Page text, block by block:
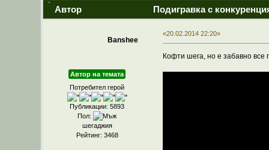
Автор Подигравка с
Banshee
Автор на темата
Потребител герой
Публикации: 5893
Пол:
шегаджия
Рейтинг: 3468
«20.02.2014 22:20»
Кофти шега, но е забавно все